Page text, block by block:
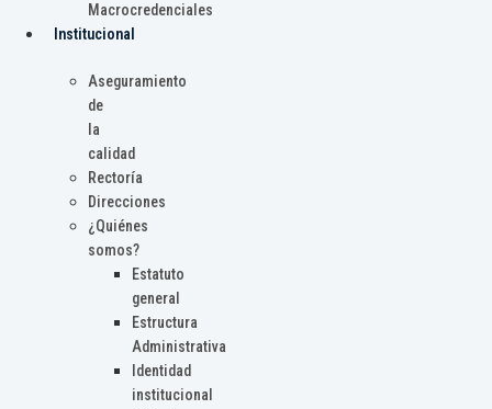
Macrocredenciales
Institucional
Aseguramiento
de
la
calidad
Rectoría
Direcciones
¿Quiénes
somos?
Estatuto
general
Estructura
Administrativa
Identidad
institucional